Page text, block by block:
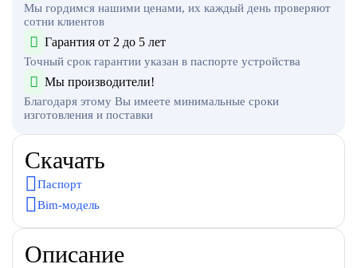
Мы гордимся нашими ценами, их каждый день проверяют
сотни клиентов
Гарантия от 2 до 5 лет
Точный срок гарантии указан в паспорте устройства
Мы производители!
Благодаря этому Вы имеете минимальные сроки
изготовления и поставки
Скачать
Паспорт
Bim-модель
Описание